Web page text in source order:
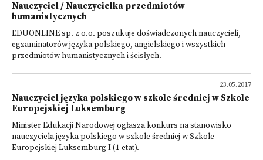
Nauczyciel / Nauczycielka przedmiotów
humanistycznych
EDUONLINE sp. z o.o. poszukuje doświadczonych nauczycieli,
egzaminatorów języka polskiego, angielskiego i wszystkich
przedmiotów humanistycznych i ścisłych.
23.05.2017
Nauczyciel języka polskiego w szkole średniej w Szkole
Europejskiej Luksemburg
Minister Edukacji Narodowej ogłasza konkurs na stanowisko
nauczyciela języka polskiego w szkole średniej w Szkole
Europejskiej Luksemburg I (1 etat).